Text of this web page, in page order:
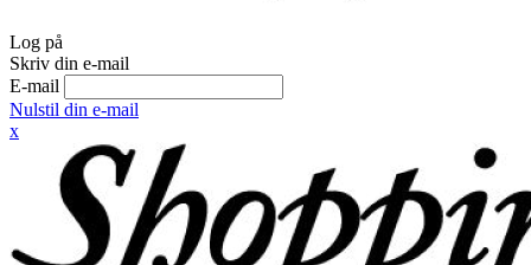
Log på
Skriv din e-mail
E-mail
Nulstil din e-mail
x